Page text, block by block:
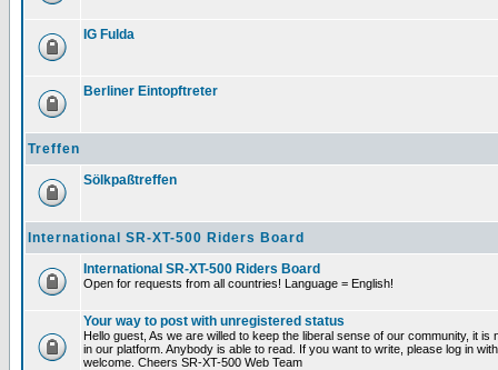
IG Fulda
Berliner Eintopftreter
Treffen
Sölkpaßtreffen
International SR-XT-500 Riders Board
International SR-XT-500 Riders Board
Open for requests from all countries! Language = English!
Your way to post with unregistered status
Hello guest, As we are willed to keep the liberal sense of our community, it
in our platform. Anybody is able to read. If you want to write, please log in
welcome. Cheers SR-XT-500 Web Team